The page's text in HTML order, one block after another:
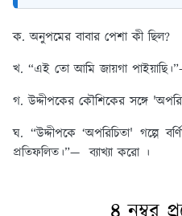
ক. অনুপমের বাবার পেশা কী ছিল?
খ. “এই তো আমি জায়গা পাইয়াছি।”-
গ. উদ্দীপকের কৌশিকের সঙ্গে
ঘ. “উদ্দীপকে ‘অপরিচিতা' গল্পে
প্রতিফলিত।”— ব্যাখ্যা করো ।